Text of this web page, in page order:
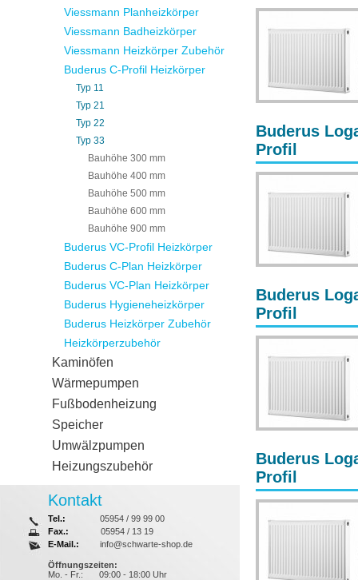
Buderus
Profil
Buderus
Profil
Buderus
Profil
Viessmann Planheizkörper
Viessmann Badheizkörper
Viessmann Heizkörper Zubehör
Buderus C-Profil Heizkörper
Typ 11
Typ 21
Typ 22
Typ 33
Bauhöhe 300 mm
Bauhöhe 400 mm
Bauhöhe 500 mm
Bauhöhe 600 mm
Bauhöhe 900 mm
Buderus VC-Profil Heizkörper
Buderus C-Plan Heizkörper
Buderus VC-Plan Heizkörper
Buderus Hygieneheizkörper
Buderus Heizkörper Zubehör
Heizkörperzubehör
Kaminöfen
Wärmepumpen
Fußbodenheizung
Speicher
Umwälzpumpen
Heizungszubehör
Kontakt
Tel.:
05954 / 99 99 00
Fax.:
05954 / 13 19
E-Mail.:
info@schwarte-shop.de
Öffnungszeiten:
Mo. - Fr.:
09:00 - 18:00 Uhr